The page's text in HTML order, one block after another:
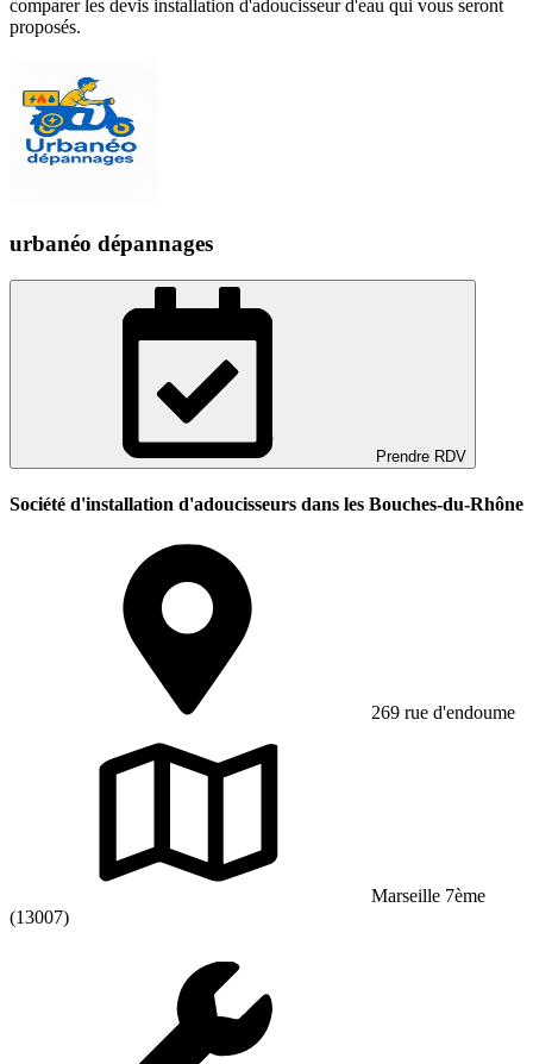
comparer les devis installation d'adoucisseur d'eau qui vous seront
proposés.
urbanéo dépannages
Prendre RDV
Société d'installation d'adoucisseurs dans les Bouches-du-Rhône
269 rue d'endoume
Marseille 7ème
(13007)